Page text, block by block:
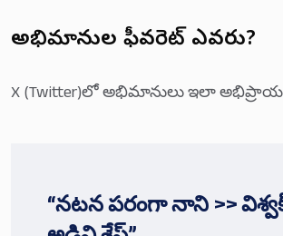
అభిమానుల ఫీవరెట్ ఎవరు?
X (Twitter)లో అభిమానులు ఇలా
“నటన పరంగా నాని >>